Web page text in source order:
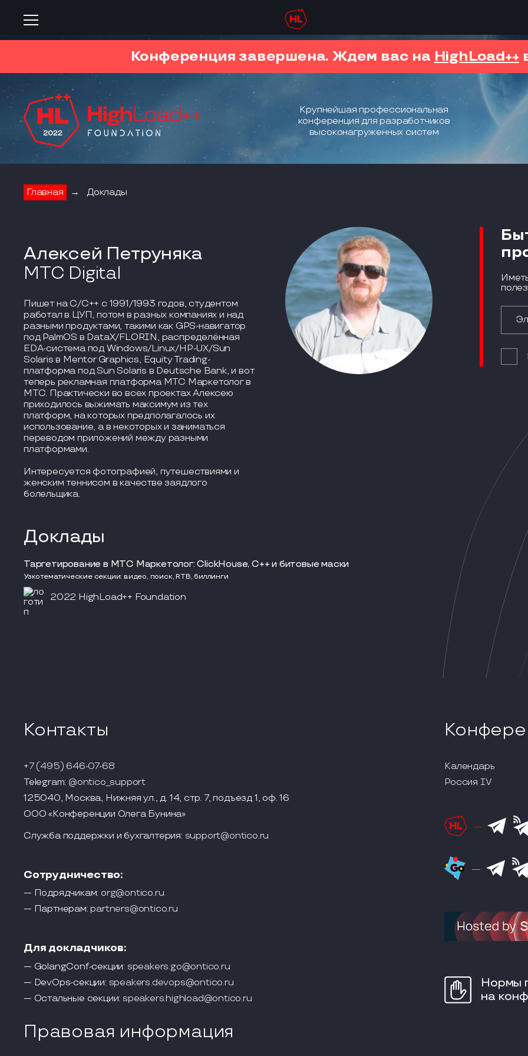
Конференция завершена. Ждем вас на HighLoad++
Крупнейшая профессиональная
конференция для разработчиков
высоконагруженных систем
Главная → Доклады
Алексей Петруняка
MTC Digital
Пишет на C/C++ с 1991/1993 годов, студентом
работал в ЦУП, потом в разных компаниях и над
разными продуктами, такими как GPS-навигатор
под PalmOS в DataX/FLORIN, распределённая
EDA-система под Windows/Linux/HP-UX/Sun
Solaris в Mentor Graphics, Equity Trading-
платформа под Sun Solaris в Deutsche Bank, и вот
теперь рекламная платформа МТС Маркетолог в
МТС. Практически во всех проектах Алексею
приходилось выжимать максимум из тех
платформ, на которых предполагалось их
использование, а в некоторых и заниматься
переводом приложений между разными
платформами.
Интересуется фотографией, путешествиями и
женским теннисом в качестве заядлого
болельщика.
Доклады
Таргетирование в МТС Маркетолог: ClickHouse, C++ и битовые маски
Узкотематические секции: видео, поиск, RTB, биллинги
2022 HighLoad++ Foundation
Контакты
+7 (495) 646-07-68
Telegram: @ontico_support
125040, Москва, Нижняя ул., д. 14, стр. 7, подъезд 1, оф. 16
ООО «Конференции Олега Бунина»
Служба поддержки и бухгалтерия: support@ontico.ru
Сотрудничество:
— Подрядчикам: org@ontico.ru
— Партнерам: partners@ontico.ru
Для докладчиков:
— GolangConf-секции: speakers.go@ontico.ru
— DevOps-секции: speakers.devops@ontico.ru
— Остальные секции: speakers.highload@ontico.ru
Календарь
Россия IV
Нормы
на
Правовая информация